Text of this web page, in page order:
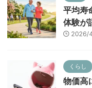
平均寿
体験が
2026/
くらし
物価高